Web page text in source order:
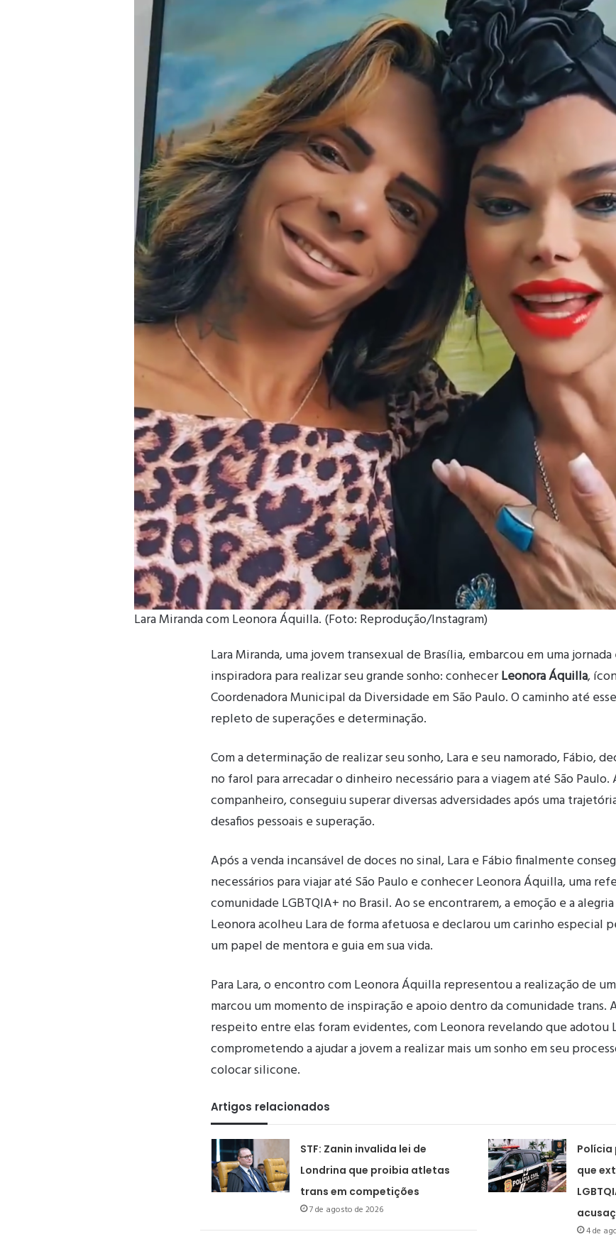
Lara Miranda com Leonora Áquilla. (Foto: Reprodução/Instagram)
Lara Miranda, uma jovem transexual de Brasília, embarcou em uma
inspiradora para realizar seu grande sonho: conhecerLeonora Áquilla,
Coordenadora Municipal da Diversidade em São Paulo. O caminho até
repleto de superações e determinação.
Com a determinação de realizar seu sonho, Lara e seu namorado, Fábio,
no farol para arrecadar o dinheiro necessário para a viagem até São
companheiro, conseguiu superar diversas adversidades após uma
desafios pessoais e superação.
Após a venda incansável de doces no sinal, Lara e Fábio finalmente
necessários para viajar até São Paulo e conhecer Leonora Áquilla, uma
comunidade LGBTQIA+ no Brasil. Ao se encontrarem, a emoção e a
Leonora acolheu Lara de forma afetuosa e declarou um carinho especial
um papel de mentora e guia em sua vida.
Para Lara, o encontro com Leonora Áquilla representou a realização de
marcou um momento de inspiração e apoio dentro da comunidade trans.
respeito entre elas foram evidentes, com Leonora revelando que adotou
comprometendo a ajudar a jovem a realizar mais um sonho em seu
colocar silicone.
Artigos relacionados
STF: Zanin invalida lei de
Londrina que proibia atletas
trans em competições
7 de agosto de 2026
Polícia
que
4 de